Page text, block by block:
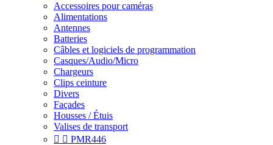
Accessoires pour caméras
Alimentations
Antennes
Batteries
Câbles et logiciels de programmation
Casques/Audio/Micro
Chargeurs
Clips ceinture
Divers
Façades
Housses / Étuis
Valises de transport
  PMR446